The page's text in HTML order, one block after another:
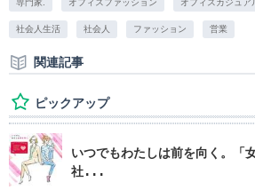
専門家. オフィスファッション オフィスカジュア
社会人生活 社会人 ファッション 営業
関連記事
ピックアップ
いつでもわたしは前を向く。「
社...